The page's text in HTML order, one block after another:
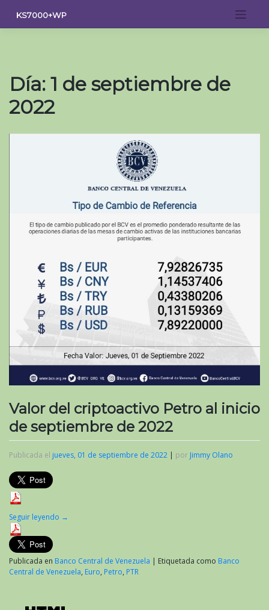
contenido
KS7000+WP
Día: 1 de septiembre de
2022
Valor del criptoactivo Petro al inicio
de septiembre de 2022
Publicada el jueves, 01 de septiembre de 2022 | por Jimmy Olano
Seguir leyendo →
Publicada en Banco Central de Venezuela | Etiquetada como Banco
Central de Venezuela, Euro, Petro, PTR